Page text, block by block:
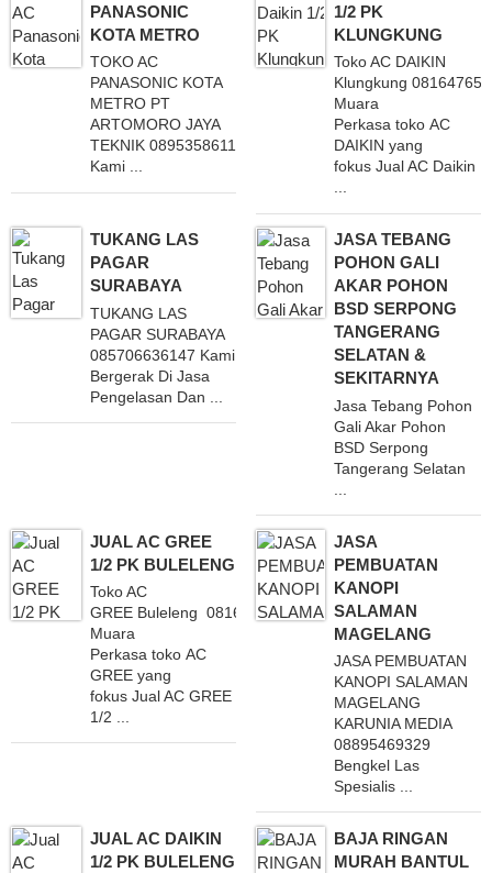
PANASONIC
KOTA METRO
TOKO AC
PANASONIC KOTA
METRO PT
ARTOMORO JAYA
TEKNIK 0895358611223
Kami ...
1/2 PK
KLUNGKUNG
Toko AC DAIKIN
Klungkung
Muara
Perkasa toko AC
DAIKIN yang
fokus Jual AC Daikin
...
TUKANG LAS
PAGAR
SURABAYA
TUKANG LAS
PAGAR SURABAYA
085706636147 Kami
Bergerak Di Jasa
Pengelasan Dan ...
JASA TEBANG
POHON GALI
AKAR POHON
BSD SERPONG
TANGERANG
SELATAN &
SEKITARNYA
Jasa Tebang Pohon
Gali Akar Pohon
BSD Serpong
Tangerang Selatan
JUAL AC GREE
1/2 PK BULELENG
Toko AC
GREE Buleleng 081647654321 CV
Muara
Perkasa toko AC
GREE yang
fokus Jual AC GREE
1/2 ...
JASA
PEMBUATAN
KANOPI
SALAMAN
MAGELANG
JASA PEMBUATAN
KANOPI SALAMAN
MAGELANG
KARUNIA MEDIA
08895469329
Bengkel Las
Spesialis ...
JUAL AC DAIKIN
1/2 PK BULELENG
BAJA RINGAN
MURAH BANTUL